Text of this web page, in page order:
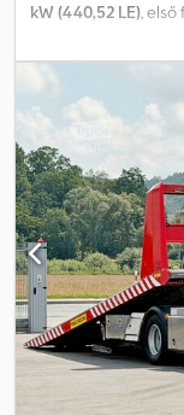
kW (440,52 LE), első
2 tengely, fékek:
raktér hossza:
raktérmagasság: 2
daru,
Importált /
2014 ?
FELSZERELTSÉG: ?
? Szervokormány ?
cm ÖSSZTÖMEG: 18
TENGELYTÁV: 550
LENGYEL, ANGOL,
NÉMET, OLASZ,
(exporthoz minden
rendszámot) *